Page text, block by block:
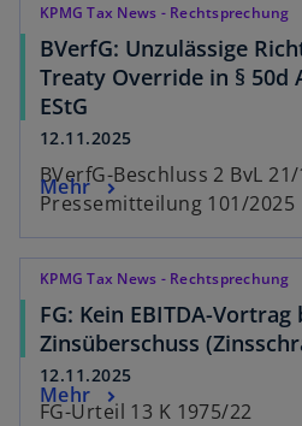
KPMG Tax News - Rechtsprechung
BVerfG: Unzulässige
Treaty Override in § 50d
EStG
12.11.2025
BVerfG-Beschluss 2 BvL
Pressemitteilung 101/2025
Mehr
KPMG Tax News - Rechtsprechung
FG: Kein EBITDA-
Zinsüberschuss
12.11.2025
FG-Urteil 13 K 1975/22
Mehr